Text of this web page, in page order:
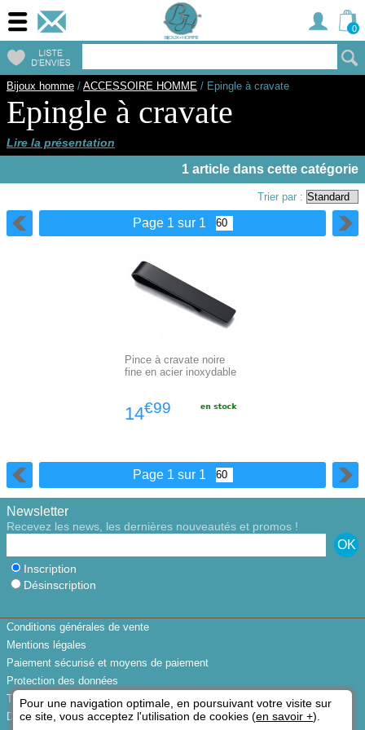
0
Bijoux homme / ACCESSOIRE HOMME / Epingle à cravate
Epingle à cravate
Lire la présentation
1 article dans cette catégorie
Trier par :
Page 1 sur 1
Pince à cravate noire
fine en acier inoxydable
14€99
Page 1 sur 1
Newsletter
Recevez les news, les dernières nouveautés et promos !
Inscription
Désinscription
Conditions générales de vente
Mentions légales
Paiement sécurisé et moyens de paiement
Protection des données
Trouver votre taille de bague
Disponibilités des bijoux
Pour une navigation optimale, en poursuivant votre visite sur
ce site, vous acceptez l'utilisation de cookies (en savoir +).